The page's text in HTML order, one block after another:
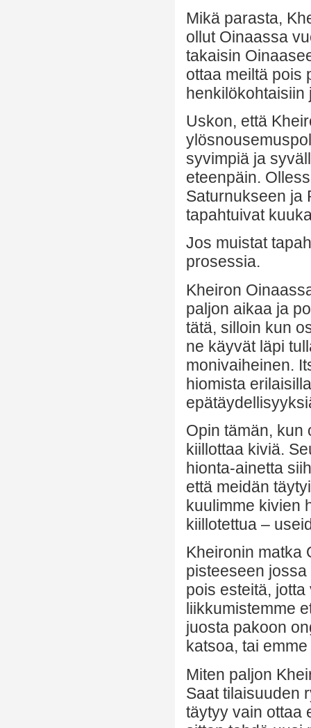
Mikä parasta,
ollut Oinaassa
takaisin
ottaa meiltä pois
henkilökohtaisiin
Uskon, että
syvimpiä ja
eteenpäin.
Saturnukseen ja
tapahtuivat
Jos muistat
prosessia.
Kheiron
paljon aikaa ja
tätä, silloin kun
ne käyvät läpi
monivaiheinen.
hiomista
Opin tämän, kun
kiillottaa kiviä.
hionta-ainetta
että meidän
kuulimme kivien
kiillotettua –
Kheironin matka
pisteeseen
pois esteitä,
liikkumistemme
juosta pakoon
katsoa, tai
Miten paljon
Saat tilaisuuden
täytyy vain ottaa